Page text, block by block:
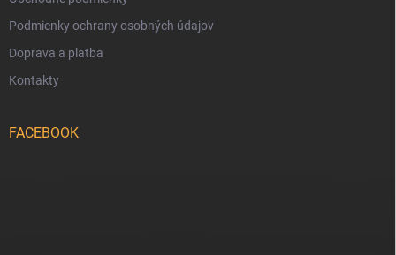
Podmienky ochrany osobných údajov
Doprava a platba
Kontakty
FACEBOOK